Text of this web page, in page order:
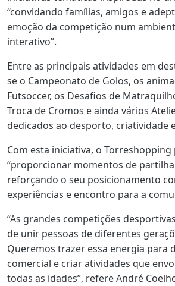
“convidando famílias, amigos e
emoção da competição num
interativo”.
Entre as principais atividades em
se o Campeonato de Golos, os
Futsoccer, os Desafios de
Troca de Cromos e ainda vários
dedicados ao desporto, criatividade
Com esta iniciativa, o
“proporcionar momentos de
reforçando o seu posicionamento
experiências e encontro para a
“As grandes competições
de unir pessoas de diferentes
Queremos trazer essa energia para
comercial e criar atividades que
todas as idades”, refere André